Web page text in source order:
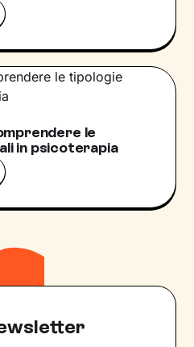
le
in psicoterapia